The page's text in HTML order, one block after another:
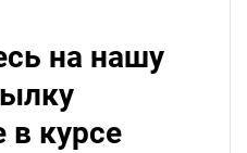
на нашу
в курсе